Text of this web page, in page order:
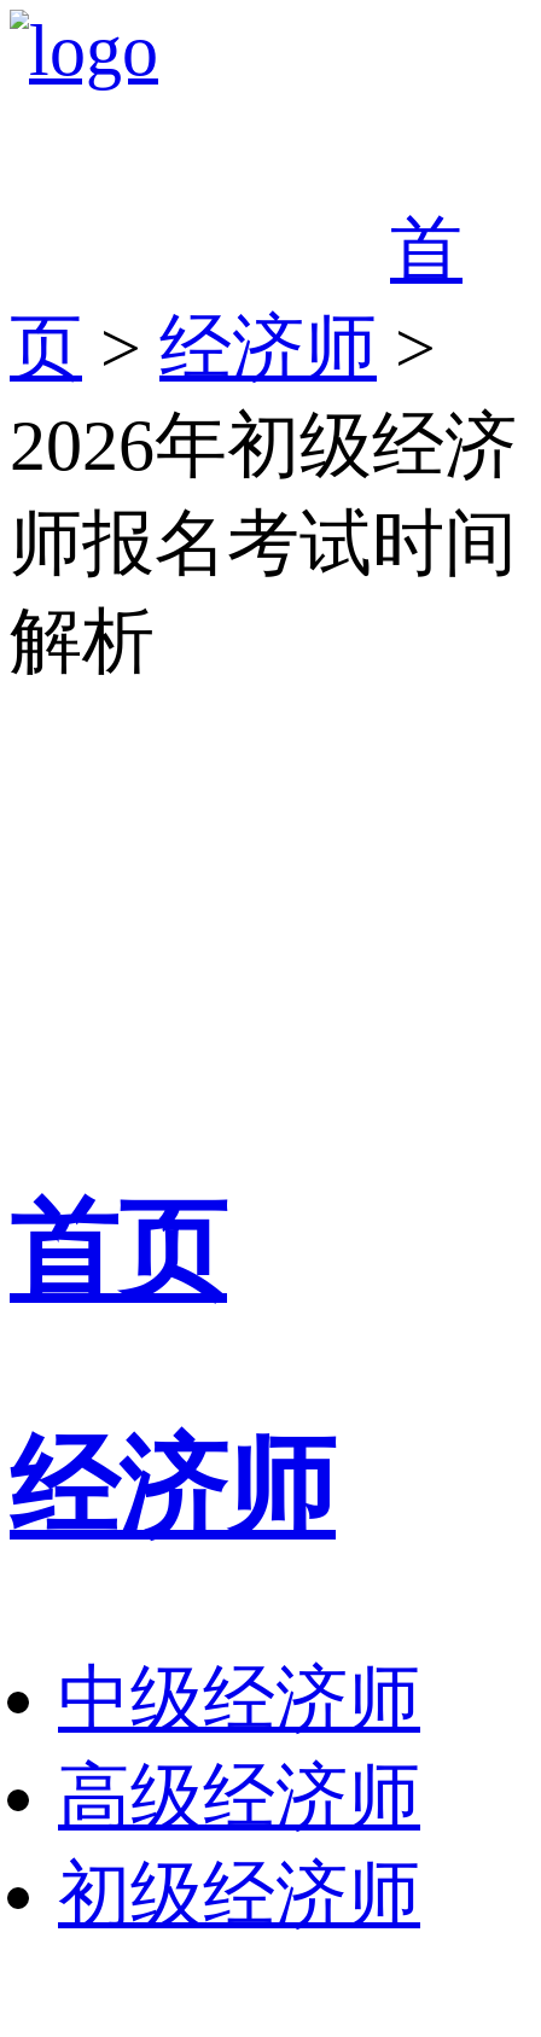
首
页 > 经济师 >
2026年初级经济
师报名考试时间
解析
首页
经济师
中级经济师
高级经济师
初级经济师